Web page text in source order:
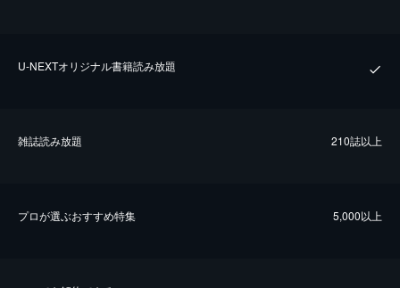
U-NEXTオリジナル書籍読み放題
雑誌読み放題 210誌以上
プロが選ぶおすすめ特集 5,000以上